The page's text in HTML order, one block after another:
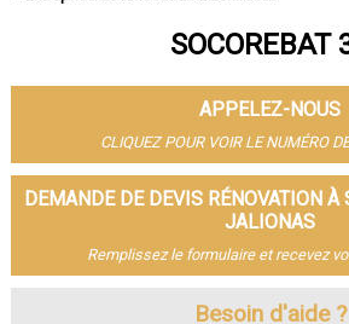
- Entreprise de rénovation à Vienne
- Entreprise de rénovation à Fontaine
- Entreprise de rénovation à Voiron
- Entreprise de rénovation à Villefontaine
- Entreprise de rénovation à Meylan
- Entreprise de rénovation à Saint-Égrève
- Entreprise de rénovation à L'Isle-d'Abeau
- Entreprise de rénovation à Le Pont-de-Claix
- Entreprise de rénovation à Voreppe
SOCOREBAT
APPELEZ-NOUS
CLIQUEZ POUR VOIR LE NUMÉRO
DEMANDE DE DEVIS RÉNOVATION
JALIONAS
Remplissez le formulaire et recevez
Besoin d'aide ?